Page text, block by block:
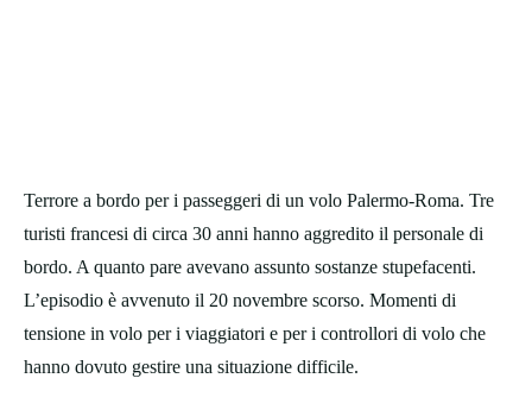
Terrore a bordo per i passeggeri di un volo Palermo-Roma. Tre
turisti francesi di circa 30 anni hanno aggredito il personale di
bordo. A quanto pare avevano assunto sostanze stupefacenti.
L’episodio è avvenuto il 20 novembre scorso. Momenti di
tensione in volo per i viaggiatori e per i controllori di volo che
hanno dovuto gestire una situazione difficile.